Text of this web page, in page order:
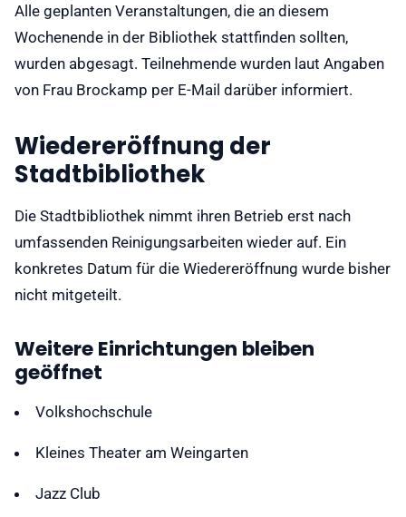
Alle geplanten Veranstaltungen, die an diesem
Wochenende in der Bibliothek stattfinden sollten,
wurden abgesagt. Teilnehmende wurden laut Angaben
von Frau Brockamp per E-Mail darüber informiert.
Wiedereröffnung der
Stadtbibliothek
Die Stadtbibliothek nimmt ihren Betrieb erst nach
umfassenden Reinigungsarbeiten wieder auf. Ein
konkretes Datum für die Wiedereröffnung wurde bisher
nicht mitgeteilt.
Weitere Einrichtungen bleiben
geöffnet
Volkshochschule
Kleines Theater am Weingarten
Jazz Club